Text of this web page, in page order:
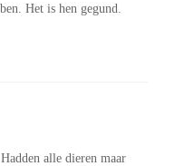
Het is hen gegund.
alle dieren maar